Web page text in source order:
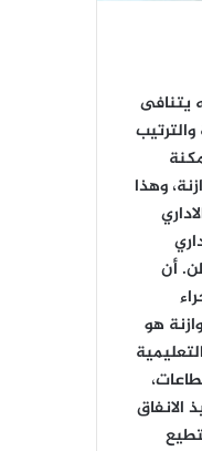
يتنافى
وهذا
أن
هو
الانفاق